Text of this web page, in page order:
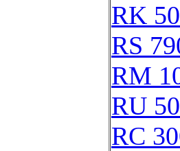
RK
RS
RM
RU
RC